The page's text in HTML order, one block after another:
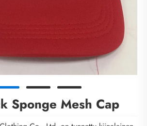
Sponge Mesh Cap